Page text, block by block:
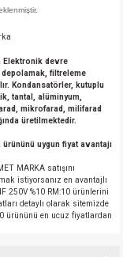
Elektronik devre
filtreleme
Kondansatörler, kutuplu
tantal, alüminyum,
mikrofarad, milifarad
üretilmektedir.
ürününü uygun fiyat avantajı
MARKA satışını
istiyorsanız en avantajlı
250V %10 RM:10 ürünlerini
detaylı olarak sitemizde
ürününü en ucuz fiyatlardan